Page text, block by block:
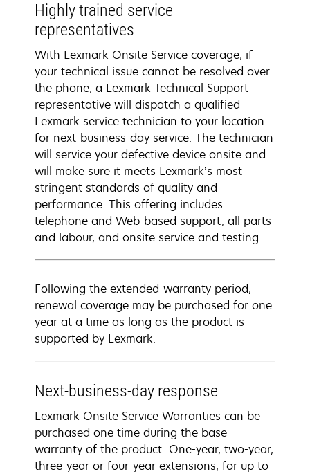
Highly trained service
representatives
With Lexmark Onsite Service coverage, if
your technical issue cannot be resolved over
the phone, a Lexmark Technical Support
representative will dispatch a qualified
Lexmark service technician to your location
for next-business-day service. The technician
will service your defective device onsite and
will make sure it meets Lexmark’s most
stringent standards of quality and
performance. This offering includes
telephone and Web-based support, all parts
and labour, and onsite service and testing.
Following the extended-warranty period,
renewal coverage may be purchased for one
year at a time as long as the product is
supported by Lexmark.
Next-business-day response
Lexmark Onsite Service Warranties can be
purchased one time during the base
warranty of the product. One-year, two-year,
three-year or four-year extensions, for up to